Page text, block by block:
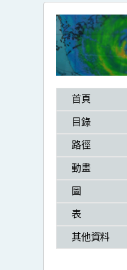
二
零
二
三
熱
年
首頁
目錄
路徑
動畫
圖
表
其他資料